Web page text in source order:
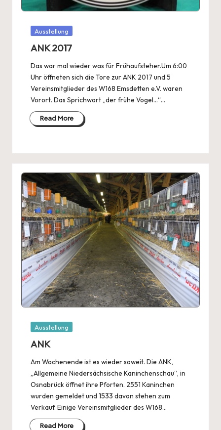
Posted
Ausstellung
ANK 2017
Das war mal wieder was für Frühaufsteher.Um 6:00
Uhr öffneten sich die Tore zur ANK 2017 und 5
Vereinsmitglieder des W168 Emsdetten e.V. waren
Vorort. Das Sprichwort „der frühe Vogel…“…
Read More
Posted
Ausstellung
ANK
Am Wochenende ist es wieder soweit. Die ANK,
„Allgemeine Niedersächsische Kaninchenschau“, in
Osnabrück öffnet ihre Pforten. 2551 Kaninchen
wurden gemeldet und 1533 davon stehen zum
Verkauf. Einige Vereinsmitglieder des W168…
Read More